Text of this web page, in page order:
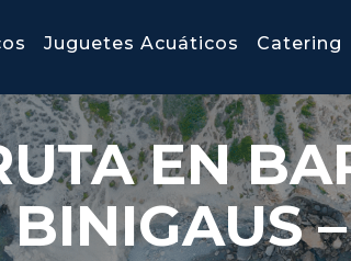
Juguetes Acuáticos Catering
EN
BINIGAUS